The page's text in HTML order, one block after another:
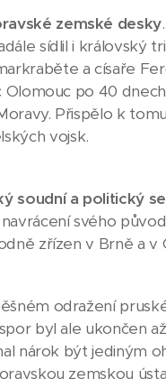
zemské desky
sídlil i královský
a císaře
Olomouc po 40
Přispělo k
vojsk.
soudní a politický
svého
zřízen v Brně a v
odražení
byl ale ukončen
nárok být jediným
zemskou